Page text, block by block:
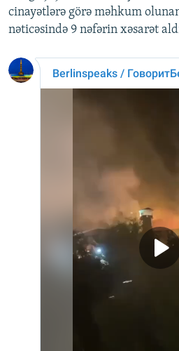
cinayətlərə görə məhkum
nəticəsində 9 nəfərin xəsarət